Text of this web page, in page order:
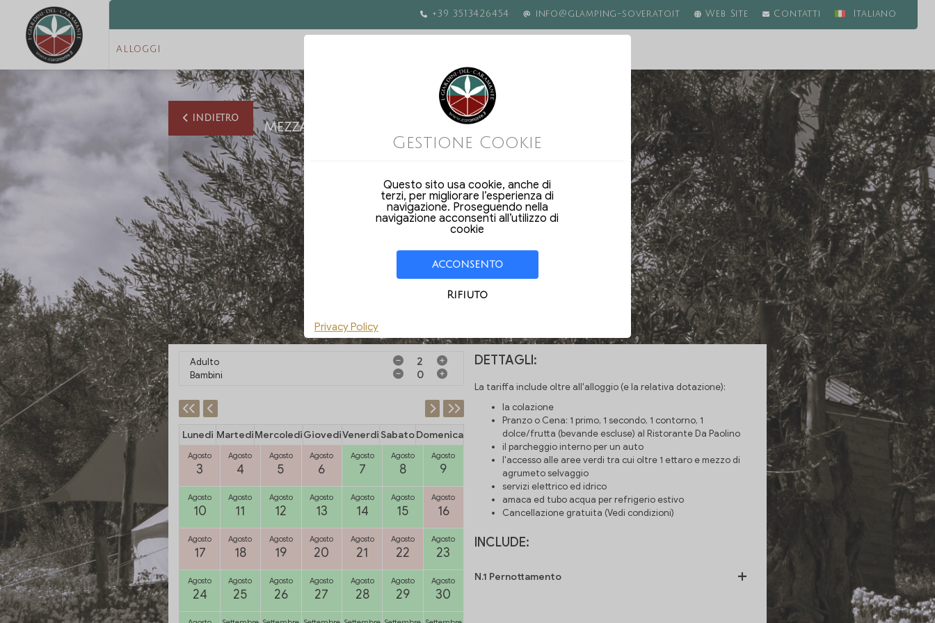
+39 3513426454 info@glamping-soverato.it Web Site Contatti Italiano
ALLOGGI
INDIETRO
Mezza Pensione DP
Adulto
Bambini
Lunedi MartediMercolediGiovediVenerdi SabatoDomenica
Agosto
3
Agosto
4
Agosto
5
Agosto
6
Agosto
7
Agosto
8
Agosto
9
Agosto
10
Agosto
11
Agosto
12
Agosto
13
Agosto
14
Agosto
15
Agosto
16
Agosto
17
Agosto
18
Agosto
19
Agosto
20
Agosto
21
Agosto
22
Agosto
23
Agosto
24
Agosto
25
Agosto
26
Agosto
27
Agosto
28
Agosto
29
Agosto
30
DETTAGLI:
La tariffa include oltre all'alloggio (e la relativa dotazione):
la colazione
Pranzo o Cena: 1 primo, 1 secondo, 1 contorno, 1
dolce/frutta (bevande escluse) al Ristorante Da Paolino
il parcheggio interno per un auto
l'accesso alle aree verdi tra cui oltre 1 ettaro e mezzo di
agrumeto selvaggio
servizi elettrico ed idrico
amaca ed tubo acqua per refrigerio estivo
Cancellazione gratuita (Vedi condizioni)
INCLUDE:
N.1 Pernottamento
Gestione Cookie
Questo sito usa cookie, anche di
terzi, per migliorare l’esperienza di
navigazione. Proseguendo nella
navigazione acconsenti all’utilizzo di
cookie
ACCONSENTO
Rifiuto
Privacy Policy